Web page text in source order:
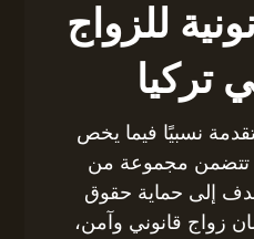
للزواج
تركيا
نسبيًا فيما يخص
تتضمن مجموعة من
تهدف إلى حماية حقوق
زواج قانوني وآمن،